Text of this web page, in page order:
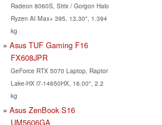
Radeon 8060S, Strix / Gorgon Halo
Ryzen AI Max+ 395, 13.30", 1.394
kg
Asus TUF Gaming F16
FX608JPR
GeForce RTX 5070 Laptop, Raptor
Lake-HX i7-14650HX, 16.00", 2.2
kg
Asus ZenBook S16
UM5606GA